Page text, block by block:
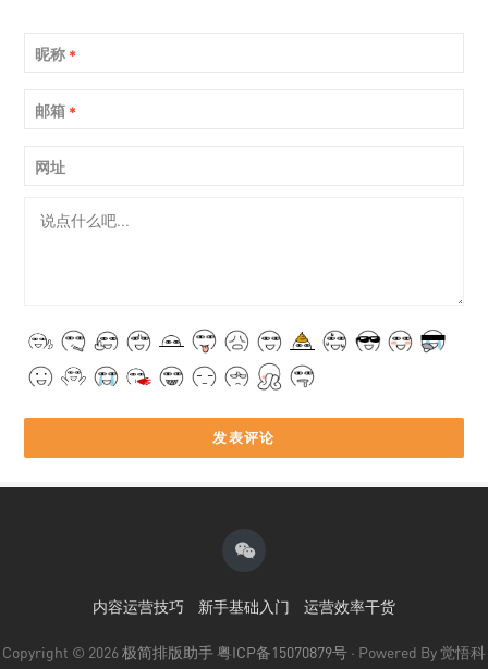
昵称 *
邮箱 *
网址
内容运营技巧 新手基础入门 运营效率干货
Copyright © 2026极简排版助手粤ICP备15070879号 · Powered By 觉悟科